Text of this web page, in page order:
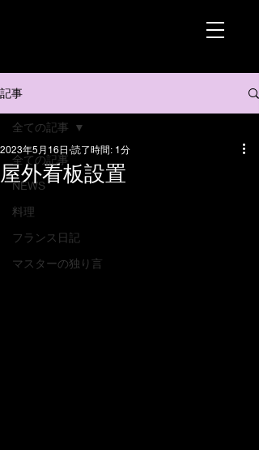
記事
全ての記事
NEWS
料理
フランス日記
マスターの独り言
全ての記事
屋外看板設置
2023年5月16日 読了時間: 1分